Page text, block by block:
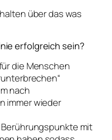
über das was
erfolgreich sein?
die Menschen
nach
immer wieder
mit